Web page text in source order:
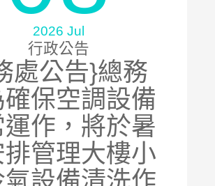
2026 Jul
行政公告
處公告}總務
確保空調設備
運作，將於暑
管理大樓小